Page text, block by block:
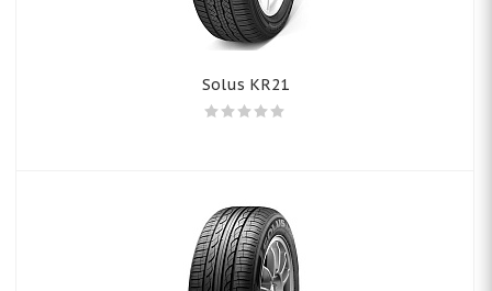
Solus KR21